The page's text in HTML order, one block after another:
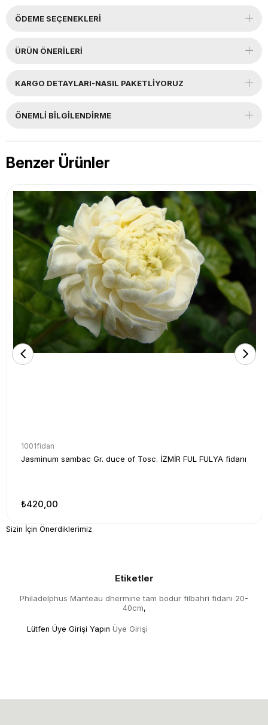
ÖDEME SEÇENEKLERI
ÜRÜN ÖNERILERI
KARGO DETAYLARI-NASIL PAKETLİYORUZ
ÖNEMLI BILGILENDIRME
Benzer Ürünler
1001fidan
Jasminum sambac Gr. duce of Tosc. İZMİR FUL FULYA fidanı
₺420,00
Sizin İçin Önerdiklerimiz
Etiketler
Philadelphus Manteau dhermine tam bodur filbahri fidanı 20-
40cm,
Lütfen Üye Girişi Yapın Üye Girişi